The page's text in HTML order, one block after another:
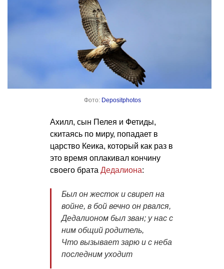
Фото: Depositphotos
Ахилл, сын Пелея и Фетиды,
скитаясь по миру, попадает в
царство Кеика, который как раз в
это время оплакивал кончину
своего брата Дедалиона:
Был он жесток и свиреп на
войне, в бой вечно он рвался,
Дедалионом был зван; у нас с
ним общий родитель,
Что вызывает зарю и с неба
последним уходит